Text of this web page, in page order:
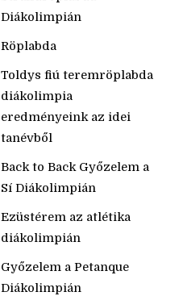
Diákolimpián
Röplabda
Toldys fiú teremröplabda
diákolimpia
eredményeink az idei
tanévből
Back to Back Győzelem a
Sí Diákolimpián
Ezüstérem az atlétika
diákolimpián
Győzelem a Petanque
Diákolimpián